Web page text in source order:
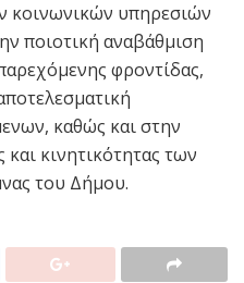
κοινωνικών υπηρεσιών
ποιοτική αναβάθμιση
φροντίδας,
καθώς και στην
κινητικότητας των
του Δήμου.